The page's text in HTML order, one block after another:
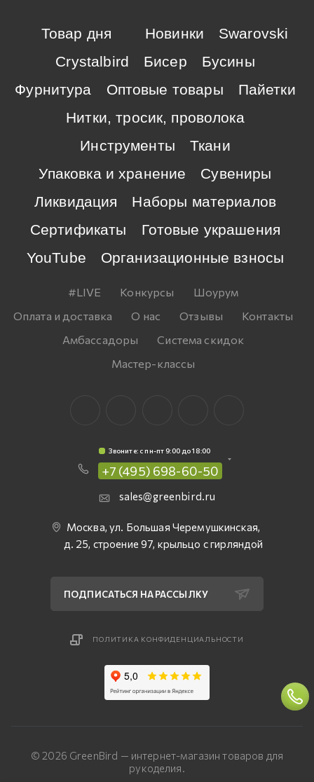
Товар дня Новинки
Swarovski
Crystalbird
Бисер
Бусины
Фурнитура
Оптовые товары
Пайетки
Нитки, тросик, проволока
Инструменты
Ткани
Упаковка и хранение
Сувениры
Ликвидация
Наборы материалов
Сертификаты
Готовые украшения
YouTube
Организационные взносы
#LIVE Конкурсы
Шоурум
Оплата и доставка
О нас Отзывы
Контакты
Амбассадоры
Система скидок
Мастер-классы
Звоните: c пн-пт 9:00 до 18:00
+7 (495) 698-60-50
sales@greenbird.ru
Москва, ул. Большая Черемушкинская,
д. 25, строение 97, крыльцо с гирляндой
ПОДПИСАТЬСЯ НА РАССЫЛКУ
ПОЛИТИКА КОНФИДЕНЦИАЛЬНОСТИ
© 2026 GreenBird — интернет-магазин товаров для
рукоделия.